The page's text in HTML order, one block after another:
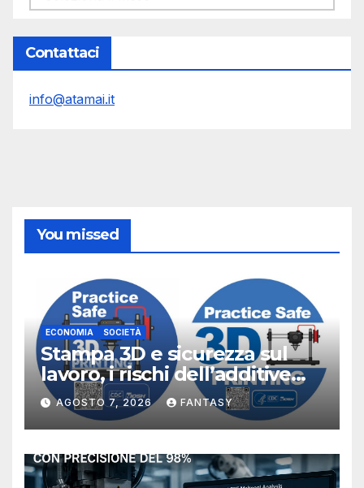
Contattaci
info@atamai.it
You missed
ECONOMIA SOCIETÀ
Stampa 3D e sicurezza sul
lavoro, i rischi dell’additive
manufacturing secondo
NIOSH
AGOSTO 7, 2026 FANTASY